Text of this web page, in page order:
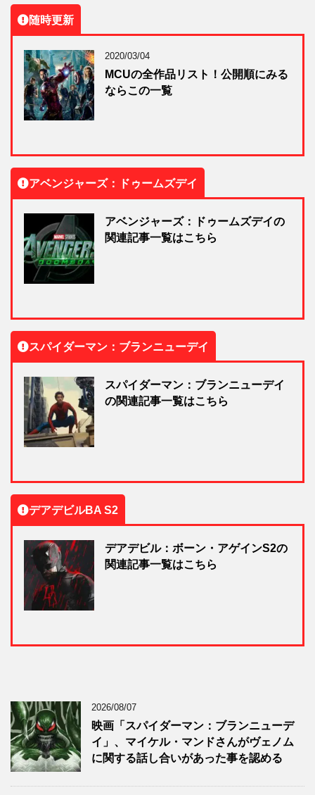
随時更新
2020/03/04
MCUの全作品リスト！公開順にみる
ならこの一覧
アベンジャーズ：ドゥームズデイ
アベンジャーズ：ドゥームズデイの
関連記事一覧はこちら
スパイダーマン：ブランニューデイ
スパイダーマン：ブランニューデイ
の関連記事一覧はこちら
デアデビルBA S2
デアデビル：ボーン・アゲインS2の
関連記事一覧はこちら
2026/08/07
映画「スパイダーマン：ブランニューデ
イ」、マイケル・マンドさんがヴェノム
に関する話し合いがあった事を認める